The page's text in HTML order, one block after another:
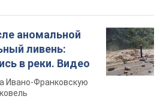
аномальной
ливень:
в реки. Видео
Ивано-Франковскую